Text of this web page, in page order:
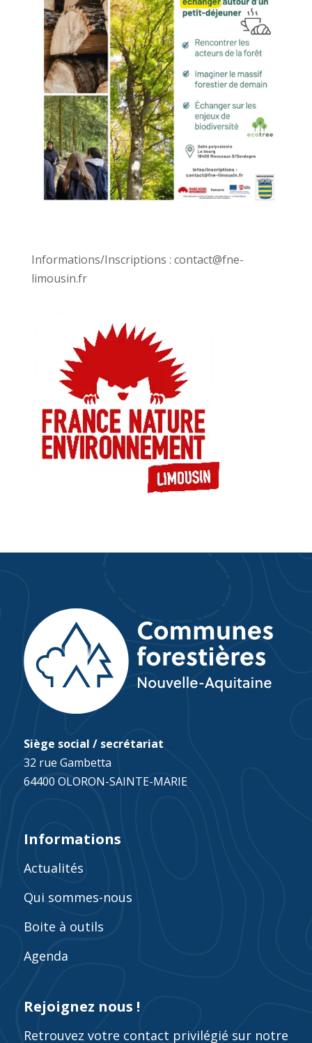
Informations/Inscriptions : contact@fne-
limousin.fr
Siège social / secrétariat
32 rue Gambetta
64400 OLORON-SAINTE-MARIE
Informations
Actualités
Qui sommes-nous
Boite à outils
Agenda
Rejoignez nous !
Retrouvez votre contact privilégié sur notre